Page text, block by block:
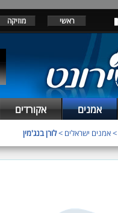
ראשי מוזיקה
אמנים אקורדים
>אמנים ישראלים >לורן בנג'מין